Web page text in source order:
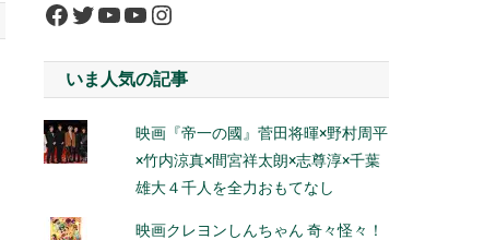
Facebook
Twitter
YouTube
YouTube
Instagram
いま人気の記事
映画『帝一の國』菅田将暉×野村周平
×竹内涼真×間宮祥太朗×志尊淳×千葉
雄大４千人を全力おもてなし
映画クレヨンしんちゃん 奇々怪々！